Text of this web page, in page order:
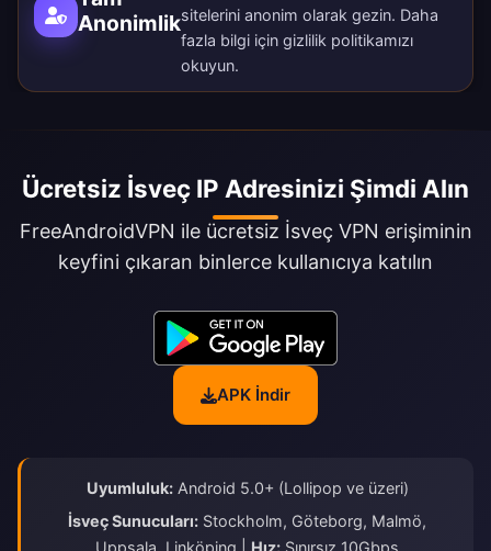
Anonimliksitelerini anonim olarak gezin. Daha
fazla bilgi için gizlilik politikamızı
okuyun.
Ücretsiz İsveç IP Adresinizi Şimdi Alın
FreeAndroidVPN ile ücretsiz İsveç VPN erişiminin
keyfini çıkaran binlerce kullanıcıya katılın
APK İndir
Uyumluluk:Android 5.0+ (Lollipop ve üzeri)
İsveç Sunucuları: Stockholm, Göteborg, Malmö,